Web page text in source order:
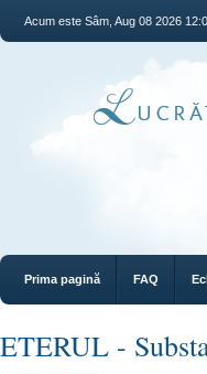
Acum este Sâm, Aug 08 2026
Prima pagină FAQ
ETERUL -